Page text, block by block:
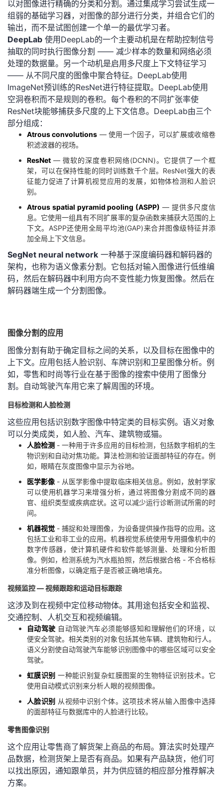
以对图像进行精确的分类和分割。通过集成学习尝试生成一
组弱的基础学习器，对图像的部分进行分类，并组合它们的
输出，而不是试图创建一个单一的最优学习者。
DeepLab 使用DeepLab的一个主要动机是在帮助控制信号
抽取的同时执行图像分割 —— 减少样本的数量和网络必须
处理的数据量。另一个动机是启用多尺度上下文特征学习
—— 从不同尺度的图像中聚合特征。DeepLab使用
ImageNet预训练的ResNet进行特征提取。DeepLab使用
空洞卷积而不是规则的卷积。每个卷积的不同扩张率使
ResNet块能够捕获多尺度的上下文信息。DeepLab由三个
部分组成：
Atrous convolutions — 使用一个因子，可以扩展或收缩卷
积滤波器的视场。
ResNet — 微软的深度卷积网络(DCNN)。它提供了一个框
架，可以在保持性能的同时训练数千个层。ResNet强大的表
征能力促进了计算机视觉应用的发展，如物体检测和人脸识
别。
Atrous spatial pyramid pooling (ASPP) — 提供多尺度信
息。它使用一组具有不同扩展率的复杂函数来捕获大范围的上
下文。ASPP还使用全局平均池(GAP)来合并图像级特征并添
加全局上下文信息。
SegNet neural network 一种基于深度编码器和解码器的
架构，也称为语义像素分割。它包括对输入图像进行低维编
码，然后在解码器中利用方向不变性能力恢复图像。然后在
解码器端生成一个分割图像。
图像分割的应用
图像分割有助于确定目标之间的关系，以及目标在图像中的
上下文。应用包括人脸识别、车牌识别和卫星图像分析。例
如，零售和时尚等行业在基于图像的搜索中使用了图像分
割。自动驾驶汽车用它来了解周围的环境。
目标检测和人脸检测
这些应用包括识别数字图像中特定类的目标实例。语义对象
可以分类成类，如人脸、汽车、建筑物或猫。
人脸检测 - 一种用于许多应用的目标检测，包括数字相机的生
物识别和自动对焦功能。算法检测和验证面部特征的存在。例
如，眼睛在灰度图像中显示为谷地。
医学影像 - 从医学影像中提取临床相关信息。例如，放射学家
可以使用机器学习来增强分析，通过将图像分割成不同的器
官、组织类型或疾病症状。这可以减少运行诊断测试所需的时
间。
机器视觉 - 捕捉和处理图像，为设备提供操作指导的应用。这
包括工业和非工业的应用。机器视觉系统使用专用摄像机中的
数字传感器，使计算机硬件和软件能够测量、处理和分析图
像。例如，检测系统为汽水瓶拍照，然后根据合格 - 不合格标
准分析图像，以确定瓶子是否被正确地填充。
视频监控 — 视频跟踪和运动目标跟踪
这涉及到在视频中定位移动物体。其用途包括安全和监视、
交通控制、人机交互和视频编辑。
自动驾驶 自动驾驶汽车必须能够感知和理解他们的环境，以
便安全驾驶。相关类别的对象包括其他车辆、建筑物和行人。
语义分割使自动驾驶汽车能够识别图像中的哪些区域可以安全
驾驶。
虹膜识别 一种能识别复杂虹膜图案的生物特征识别技术。它
使用自动模式识别来分析人眼的视频图像。
人脸识别 从视频中识别个体。这项技术将从输入图像中选择
的面部特征与数据库中的人脸进行比较。
零售图像识别
这个应用让零售商了解货架上商品的布局。算法实时处理产
品数据，检测货架上是否有商品。如果有产品缺货，他们可
以找出原因，通知跟单员，并为供应链的相应部分推荐解决
方案。